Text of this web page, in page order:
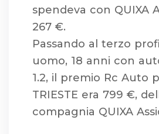
spendeva con QUIXA
267 €.
Passando al terzo
uomo, 18 anni con
1.2, il premio Rc Auto
TRIESTE era 799 €,
compagnia QUIXA